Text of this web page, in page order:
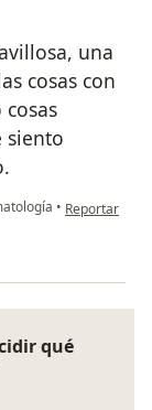
una
cosas con
siento
• en opinión
Reportar
qué